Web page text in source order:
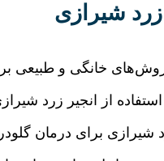
زرد شیرازی
روش‌های خانگی و طبیعی
از انجیر زرد
شیرازی برای درمان